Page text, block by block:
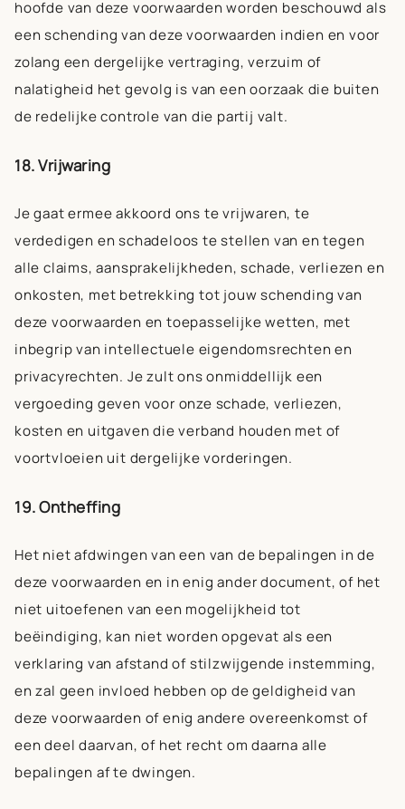
hoofde van deze voorwaarden worden beschouwd als
een schending van deze voorwaarden indien en voor
zolang een dergelijke vertraging, verzuim of
nalatigheid het gevolg is van een oorzaak die buiten
de redelijke controle van die partij valt.
18. Vrijwaring
Je gaat ermee akkoord ons te vrijwaren, te
verdedigen en schadeloos te stellen van en tegen
alle claims, aansprakelijkheden, schade, verliezen en
onkosten, met betrekking tot jouw schending van
deze voorwaarden en toepasselijke wetten, met
inbegrip van intellectuele eigendomsrechten en
privacyrechten. Je zult ons onmiddellijk een
vergoeding geven voor onze schade, verliezen,
kosten en uitgaven die verband houden met of
voortvloeien uit dergelijke vorderingen.
19. Ontheffing
Het niet afdwingen van een van de bepalingen in de
deze voorwaarden en in enig ander document, of het
niet uitoefenen van een mogelijkheid tot
beëindiging, kan niet worden opgevat als een
verklaring van afstand of stilzwijgende instemming,
en zal geen invloed hebben op de geldigheid van
deze voorwaarden of enig andere overeenkomst of
een deel daarvan, of het recht om daarna alle
bepalingen af te dwingen.